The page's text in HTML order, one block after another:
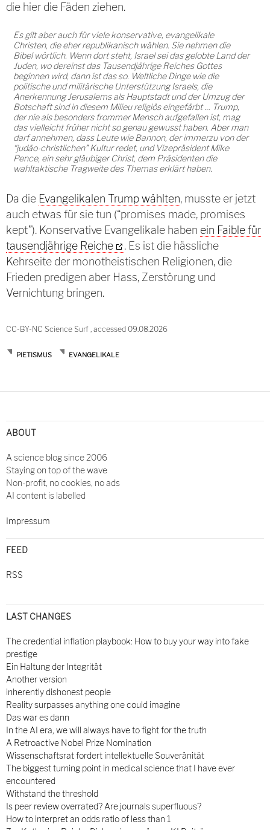
die hier die Fäden ziehen.
Es gilt aber auch für viele konservative, evangelikale
Christen, die eher republikanisch wählen. Sie nehmen die
Bibel wörtlich. Wenn dort steht, Israel sei das gelobte Land der
Juden, wo dereinst das Tausendjährige Reiches Gottes
beginnen wird, dann ist das so. Weltliche Dinge wie die
politische und militärische Unterstützung Israels, die
Anerkennung Jerusalems als Hauptstadt und der Umzug der
Botschaft sind in diesem Milieu religiös eingefärbt … Trump,
der nie als besonders frommer Mensch aufgefallen ist, mag
das vielleicht früher nicht so genau gewusst haben. Aber man
darf annehmen, dass Leute wie Bannon, der immerzu von der
“judäo-christlichen” Kultur redet, und Vizepräsident Mike
Pence, ein sehr gläubiger Christ, dem Präsidenten die
wahltaktische Tragweite des Themas erklärt haben.
Da die Evangelikalen Trump wählten, musste er jetzt
auch etwas für sie tun (“promises made, promises
kept”). Konservative Evangelikale haben ein Faible für
tausendjährige Reiche
. Es ist die hässliche
Kehrseite der monotheistischen Religionen, die
Frieden predigen aber Hass, Zerstörung und
Vernichtung bringen.
CC-BY-NC Science Surf , accessed 09.08.2026
PIETISMUS EVANGELIKALE
navigation
ABOUT
A science blog since 2006
Staying on top of the wave
Non-profit, no cookies, no ads
AI content is labelled
Impressum
FEED
RSS
LAST CHANGES
The credential inflation playbook: How to buy your way into fake
prestige
Ein Haltung der Integrität
Another version
inherently dishonest people
Reality surpasses anything one could imagine
Das war es dann
In the AI era, we will always have to fight for the truth
A Retroactive Nobel Prize Nomination
Wissenschaftsrat fordert intellektuelle Souveränität
The biggest turning point in medical science that I have ever
encountered
Withstand the threshold
Is peer review overrated? Are journals superfluous?
How to interpret an odds ratio of less than 1